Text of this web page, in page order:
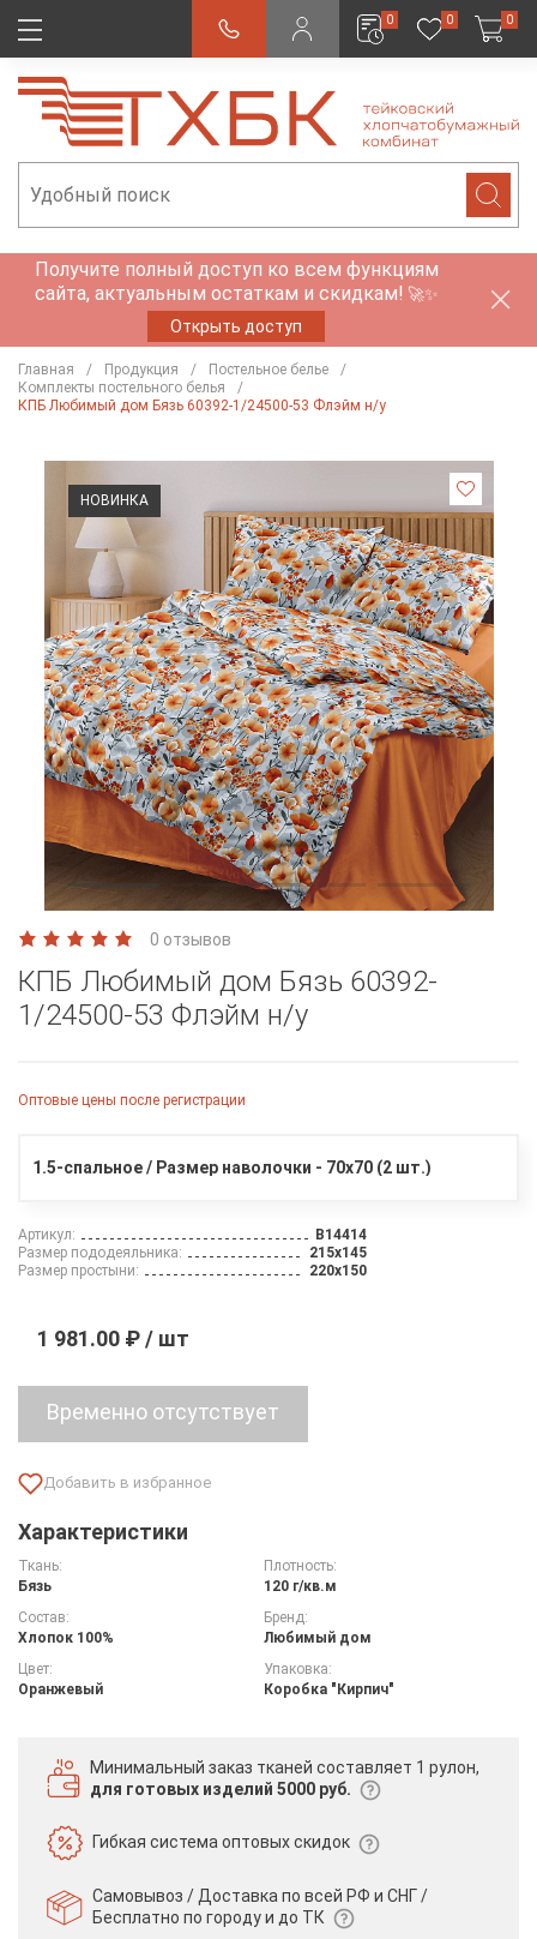
0 0 0
Получите полный доступ ко всем функциям
сайта, актуальным остаткам и скидкам! 🚀✨
Открыть доступ
Главная Продукция
Постельное белье
Комплекты постельного белья
КПБ Любимый дом Бязь 60392-1/24500-53 Флэйм н/у
НОВИНКА
0 отзывов
КПБ Любимый дом Бязь 60392-
1/24500-53 Флэйм н/у
Оптовые цены после регистрации
1.5-спальное / Размер наволочки - 70х70 (2 шт.)
Артикул:
B14414
Размер пододеяльника:
215х145
Размер простыни:
220х150
1 981.00 ₽ / шт
Временно отсутствует
Характеристики
Ткань:
Бязь
Плотность:
120 г/кв.м
Состав:
Хлопок 100%
Бренд:
Любимый дом
Цвет:
Оранжевый
Упаковка:
Коробка "Кирпич"
Минимальный заказ тканей составляет 1 рулон,
для готовых изделий 5000 руб.
Гибкая системаоптовых скидок
Самовывоз / Доставка по всей РФ и СНГ /
Бесплатно по городу и до ТК